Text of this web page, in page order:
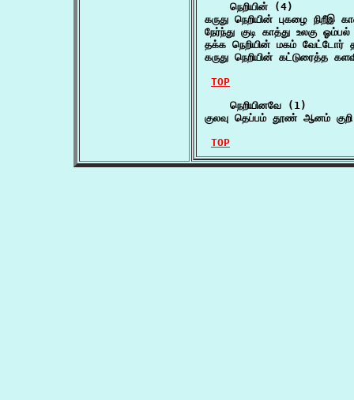
    நெறியின் (4)
கருது நெறியின் புகழை
நேர்ந்து குடி காத்து உலகு
தக்க நெறியின் மகம் வேட்டோர்
கருது நெறியின் கட்டுரைத்த
TOP
    நெறியினவே (1)
குலவு தெப்பம் தூண் ஆனம்
TOP